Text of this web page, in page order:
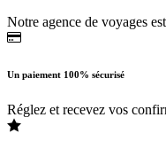
Notre agence de voyages
Un paiement 100% sécurisé
Réglez et recevez vos